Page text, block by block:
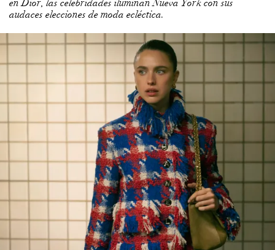
en Dior, las celebridades iluminan Nueva York con sus
audaces elecciones de moda ecléctica.